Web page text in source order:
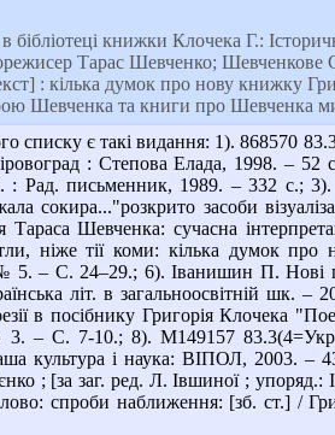
в бібліотеці книжки Клочека Г.:
Тарас Шевченко;
: кілька думок про нову книжку
Шевченка та книги про Шевченка
списку є такі видання: 1). 868570
: Степова Елада, 1998. –
письменник, 1989. – 332 с.; 3).
сокира..."розкрито засоби
Шевченка: сучасна
ніже тії коми: кілька думок
5. – С. 24–29.; 6). Іванишин П. Нові
літ. в загальноосвітній
в посібнику Григорія Клочека
3. – С. 7-10.; 8). М149157
культура і наука: ВІПОЛ, 2003. –
; [за заг. ред. Л. Івшиної ;
спроби наближення: [зб. ст.] /